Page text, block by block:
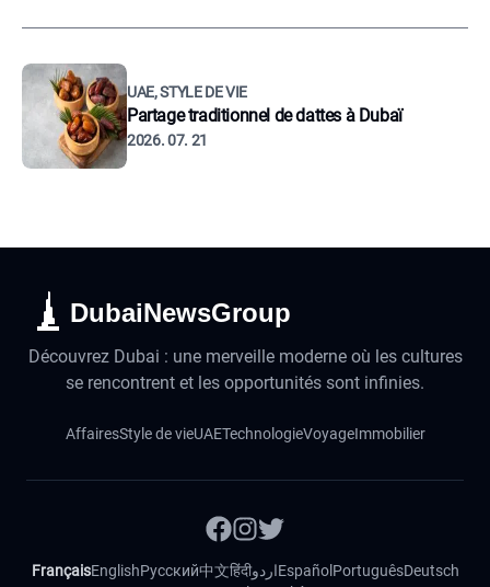
UAE, STYLE DE VIE
Partage traditionnel de dattes à Dubaï
2026. 07. 21
DubaiNewsGroup
Découvrez Dubai : une merveille moderne où les cultures
se rencontrent et les opportunités sont infinies.
AffairesStyle de vieUAETechnologieVoyageImmobilier
FrançaisEnglishРусский中文हिंदीاردوEspañol PortuguêsDeutsch